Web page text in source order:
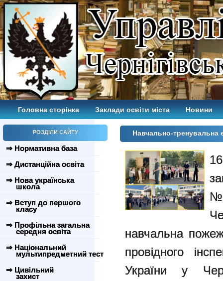
Головна сторінка Заклади освіти міста Новини
РОЗДІЛИ САЙТУ
⇒ Нормативна база
⇒ Дистанційна освіта
⇒ Нова українська
школа
⇒ Вступ до першого
класу
⇒ Профільна загальна
середня освіта
⇒ Національний
мультипредметний тест
⇒ Цивільний
захист
Навчально-тренувальна
навчальна
провідного
України у